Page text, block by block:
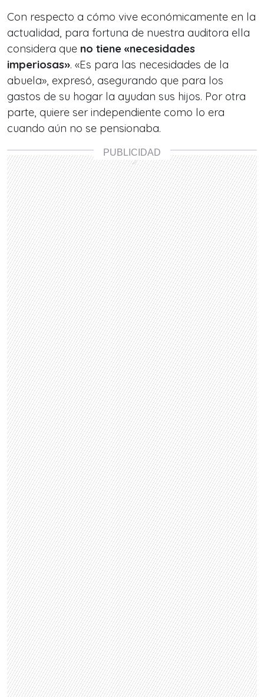
Con respecto a cómo vive económicamente en la
actualidad, para fortuna de nuestra auditora ella
considera que no tiene «necesidades
imperiosas». «Es para las necesidades de la
abuela», expresó, asegurando que para los
gastos de su hogar la ayudan sus hijos. Por otra
parte, quiere ser independiente como lo era
cuando aún no se pensionaba.